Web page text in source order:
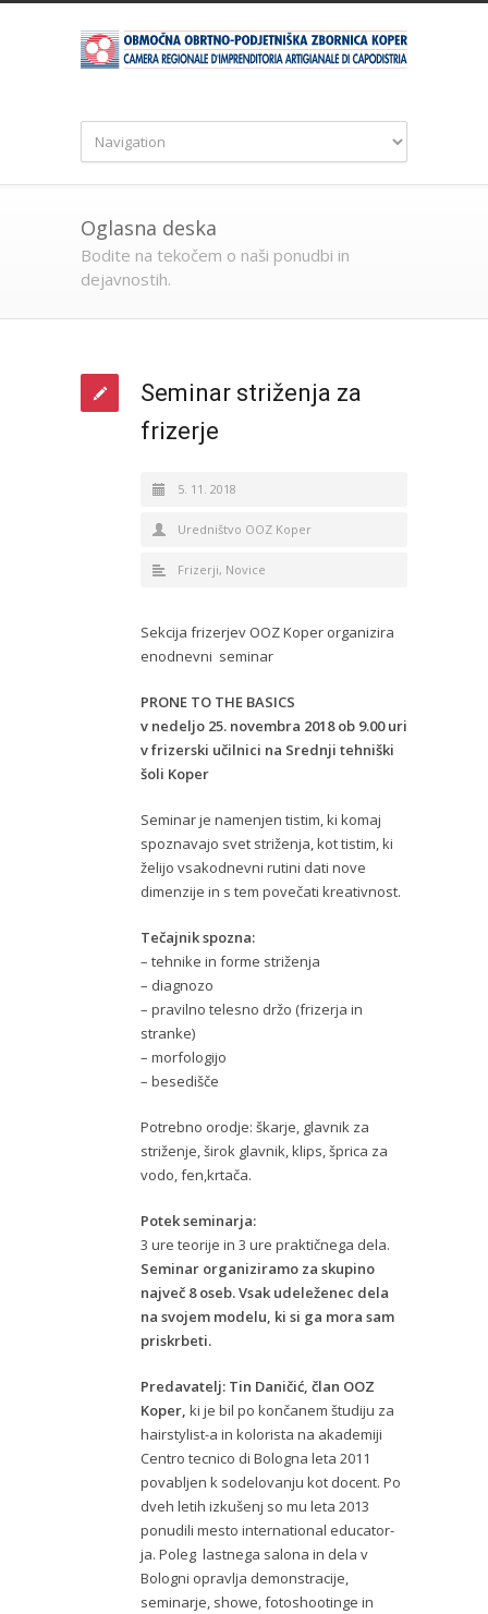
Oglasna deska
Bodite na tekočem o naši ponudbi in
dejavnostih.
Seminar striženja za
frizerje
5. 11. 2018
Uredništvo OOZ Koper
Frizerji, Novice
Sekcija frizerjev OOZ Koper organizira
enodnevni seminar
PRONE TO THE BASICS
v nedeljo 25. novembra 2018 ob 9.00 uri
v frizerski učilnici na Srednji tehniški
šoli Koper
Seminar je namenjen tistim, ki komaj
spoznavajo svet striženja, kot tistim, ki
želijo vsakodnevni rutini dati nove
dimenzije in s tem povečati kreativnost.
Tečajnik spozna:
– tehnike in forme striženja
– diagnozo
– pravilno telesno držo (frizerja in
stranke)
– morfologijo
– besedišče
Potrebno orodje: škarje, glavnik za
striženje, širok glavnik, klips, šprica za
vodo, fen,krtača.
Potek seminarja:
3 ure teorije in 3 ure praktičnega dela.
Seminar organiziramo za skupino
največ 8 oseb. Vsak udeleženec dela
na svojem modelu, ki si ga mora sam
priskrbeti.
Predavatelj: Tin Daničić, član OOZ
Koper, ki je bil po končanem študiju za
hairstylist-a in kolorista na akademiji
Centro tecnico di Bologna leta 2011
povabljen k sodelovanju kot docent. Po
dveh letih izkušenj so mu leta 2013
ponudili mesto international educator-
ja. Poleg lastnega salona in dela v
Bologni opravlja demonstracije,
seminarje, showe, fotoshootinge in